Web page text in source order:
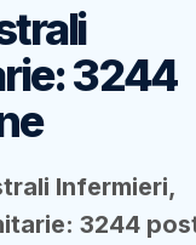
3244
Infermieri,
3244